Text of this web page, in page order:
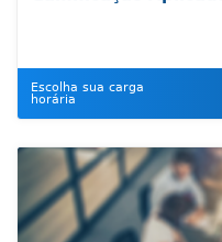
Escolha sua carga
horária